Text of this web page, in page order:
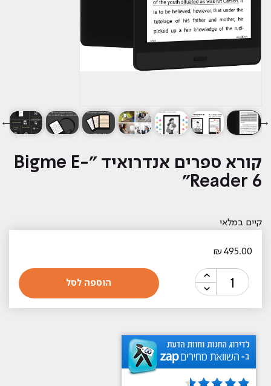
קורא ספרים אנדרואיד "Bigme E-
Reader 6"
קיים במלאי
₪ 495.00
כמות
של
אנדרואיד
"Bigme
E-
Reader
הוספה לסל